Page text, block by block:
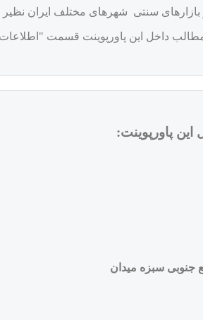
بازارهای سنتی شهرهای مختلف ایران
داخل این پاورپوینت قسمت "اطلاعات
پاورپوینت:
جنوبی سبزه میدان